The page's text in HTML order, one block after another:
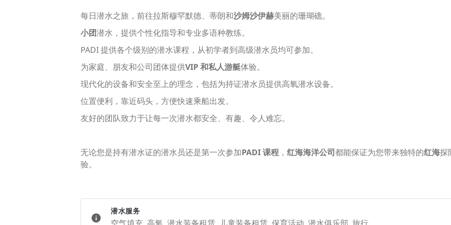
每日潜水之旅，前往拉斯穆罕默德、蒂朗和沙姆沙伊赫美丽的珊瑚礁。
小团潜水，提供个性化指导和专业多语种教练。
PADI 提供各个级别的潜水课程，从初学者到高级潜水员均可参加。
为家庭、朋友和公司团体提供VIP 和私人游艇体验。
现代化的设备和安全至上的理念，包括为持证潜水员提供高氧潜水设备。
位置便利，靠近码头，方便快速乘船出发。
友好的团队致力于让每一次潜水都安全、有趣、令人难忘。
无论您是持有潜水证的潜水员还是第一次参加PADI 课程 ， 红海海洋公司都能保证为您带来独特的红海探
验。
潜水服务